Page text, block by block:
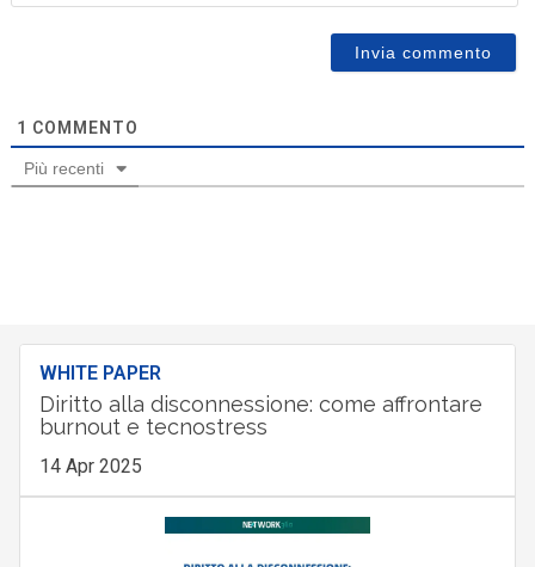
1 COMMENTO
Più recenti
WHITE PAPER
Diritto alla disconnessione: come affrontare
burnout e tecnostress
14 Apr 2025